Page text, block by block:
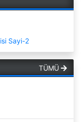
Sayi-2
TÜMÜ